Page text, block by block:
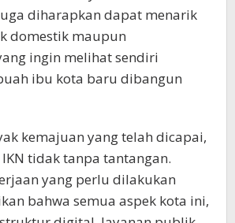
diharapkan dapat menarik
domestik maupun
ingin melihat sendiri
ibu kota baru dibangun
kemajuan yang telah dicapai,
tidak tanpa tantangan.
yang perlu dilakukan
bahwa semua aspek kota ini,